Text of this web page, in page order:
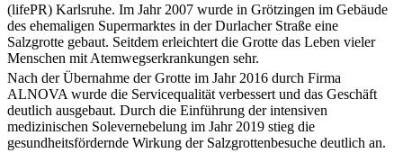
(lifePR) Karlsruhe. Im Jahr 2007 wurde in Grötzingen im Gebäude
des ehemaligen Supermarktes in der Durlacher Straße eine
Salzgrotte gebaut. Seitdem erleichtert die Grotte das Leben vieler
Menschen mit Atemwegserkrankungen sehr.
Nach der Übernahme der Grotte im Jahr 2016 durch Firma
ALNOVA wurde die Servicequalität verbessert und das Geschäft
deutlich ausgebaut. Durch die Einführung der intensiven
medizinischen Solevernebelung im Jahr 2019 stieg die
gesundheitsfördernde Wirkung der Salzgrottenbesuche deutlich an.